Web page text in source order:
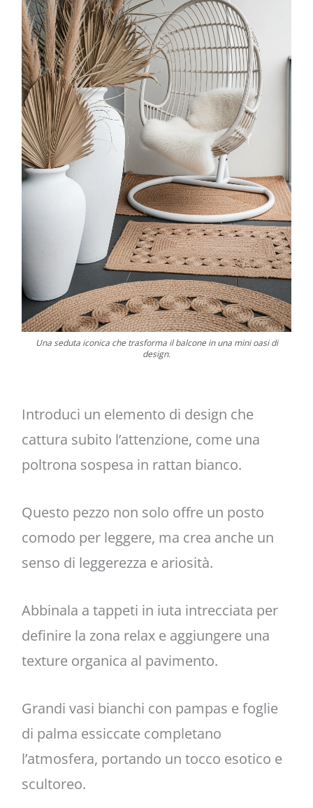
Una seduta iconica che trasforma il balcone in una mini oasi di
design.
Introduci un elemento di design che
cattura subito l’attenzione, come una
poltrona sospesa in rattan bianco.
Questo pezzo non solo offre un posto
comodo per leggere, ma crea anche un
senso di leggerezza e ariosità.
Abbinala a tappeti in iuta intrecciata per
definire la zona relax e aggiungere una
texture organica al pavimento.
Grandi vasi bianchi con pampas e foglie
di palma essiccate completano
l’atmosfera, portando un tocco esotico e
scultoreo.